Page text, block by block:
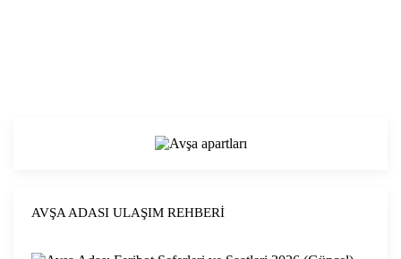
AVŞA ADASI ULAŞIM REHBERI